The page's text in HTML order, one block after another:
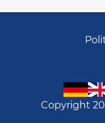
Corona
Número de fallas:
Copyright